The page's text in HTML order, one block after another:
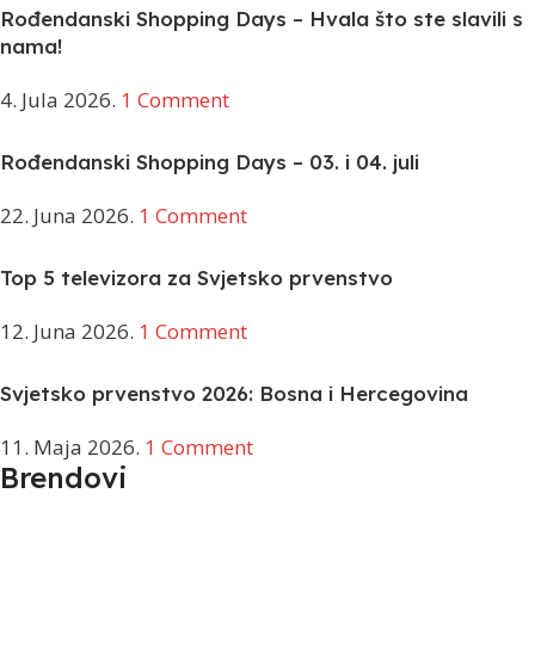
Rođendanski Shopping Days – Hvala što ste slavili s
nama!
4. Jula 2026. 1 Comment
Rođendanski Shopping Days – 03. i 04. juli
22. Juna 2026. 1 Comment
Top 5 televizora za Svjetsko prvenstvo
12. Juna 2026. 1 Comment
Svjetsko prvenstvo 2026: Bosna i Hercegovina
11. Maja 2026. 1 Comment
Brendovi